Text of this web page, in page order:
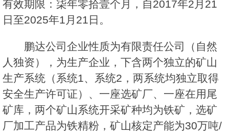
有效期限：柒年零拾壹个月，自2017年2月21
日至2025年1月21日。
鹏达公司企业性质为有限责任公司（自然
人独资），为生产企业，下含两个独立的矿山
生产系统（系统1、系统2，两系统均独立取得
安全生产许可证）、一座选矿厂、一座在用尾
矿库，两个矿山系统开采矿种均为铁矿，选矿
厂加工产品为铁精粉，矿山核定产能为30万吨/